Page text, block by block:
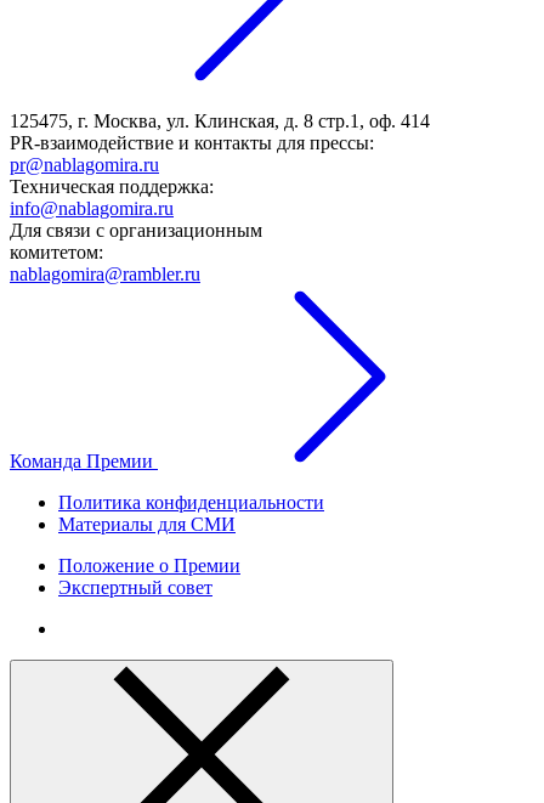
125475, г. Москва, ул. Клинская, д. 8 стр.1, оф. 414
PR-взаимодействие и контакты для прессы:
pr@nablagomira.ru
Техническая поддержка:
info@nablagomira.ru
Для связи с организационным
комитетом:
nablagomira@rambler.ru
Команда Премии
Политика конфиденциальности
Материалы для СМИ
Положение о Премии
Экспертный совет